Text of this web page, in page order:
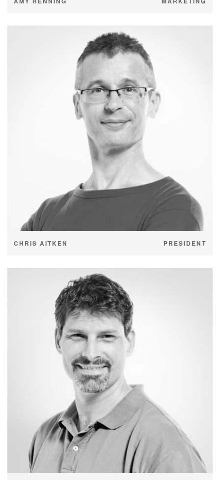
CHRIS AITKEN PRESIDENT